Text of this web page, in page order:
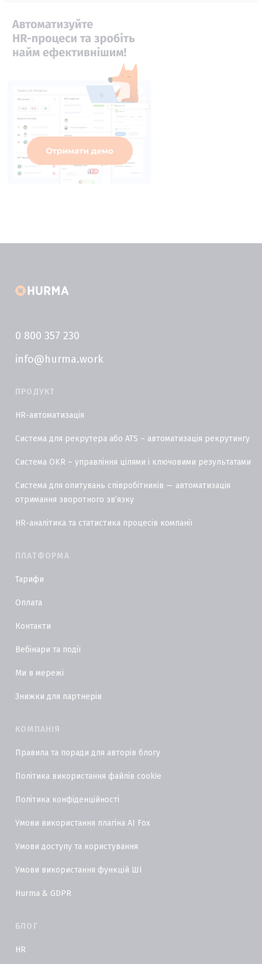
0 800 357 230
info@hurma.work
ПРОДУКТ
HR-автоматизація
Система для рекрутера або ATS – автоматизація рекрутингу
Система OKR – управління цілями і ключовими результатами
Система для опитувань співробітників — автоматизація
отримання зворотного звʼязку
HR-аналітика та статистика процесів компанії
ПЛАТФОРМА
Тарифи
Оплата
Контакти
Вебінари та події
Ми в мережі
Знижки для партнерів
КОМПАНІЯ
Правила та поради для авторів блогу
Політика використання файлів cookie
Політика конфіденційності
Умови використання плагіна AI Fox
Умови доступу та користування
Умови використання функцій ШІ
Hurma & GDPR
БЛОГ
HR